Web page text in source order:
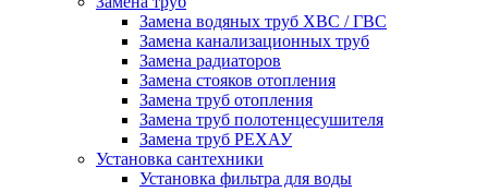
Замена водяных труб ХВС / ГВС
Замена канализационных труб
Замена радиаторов
Замена стояков отопления
Замена труб отопления
Замена труб полотенцесушителя
Замена труб РЕХАУ
Установка сантехники
Установка фильтра для воды